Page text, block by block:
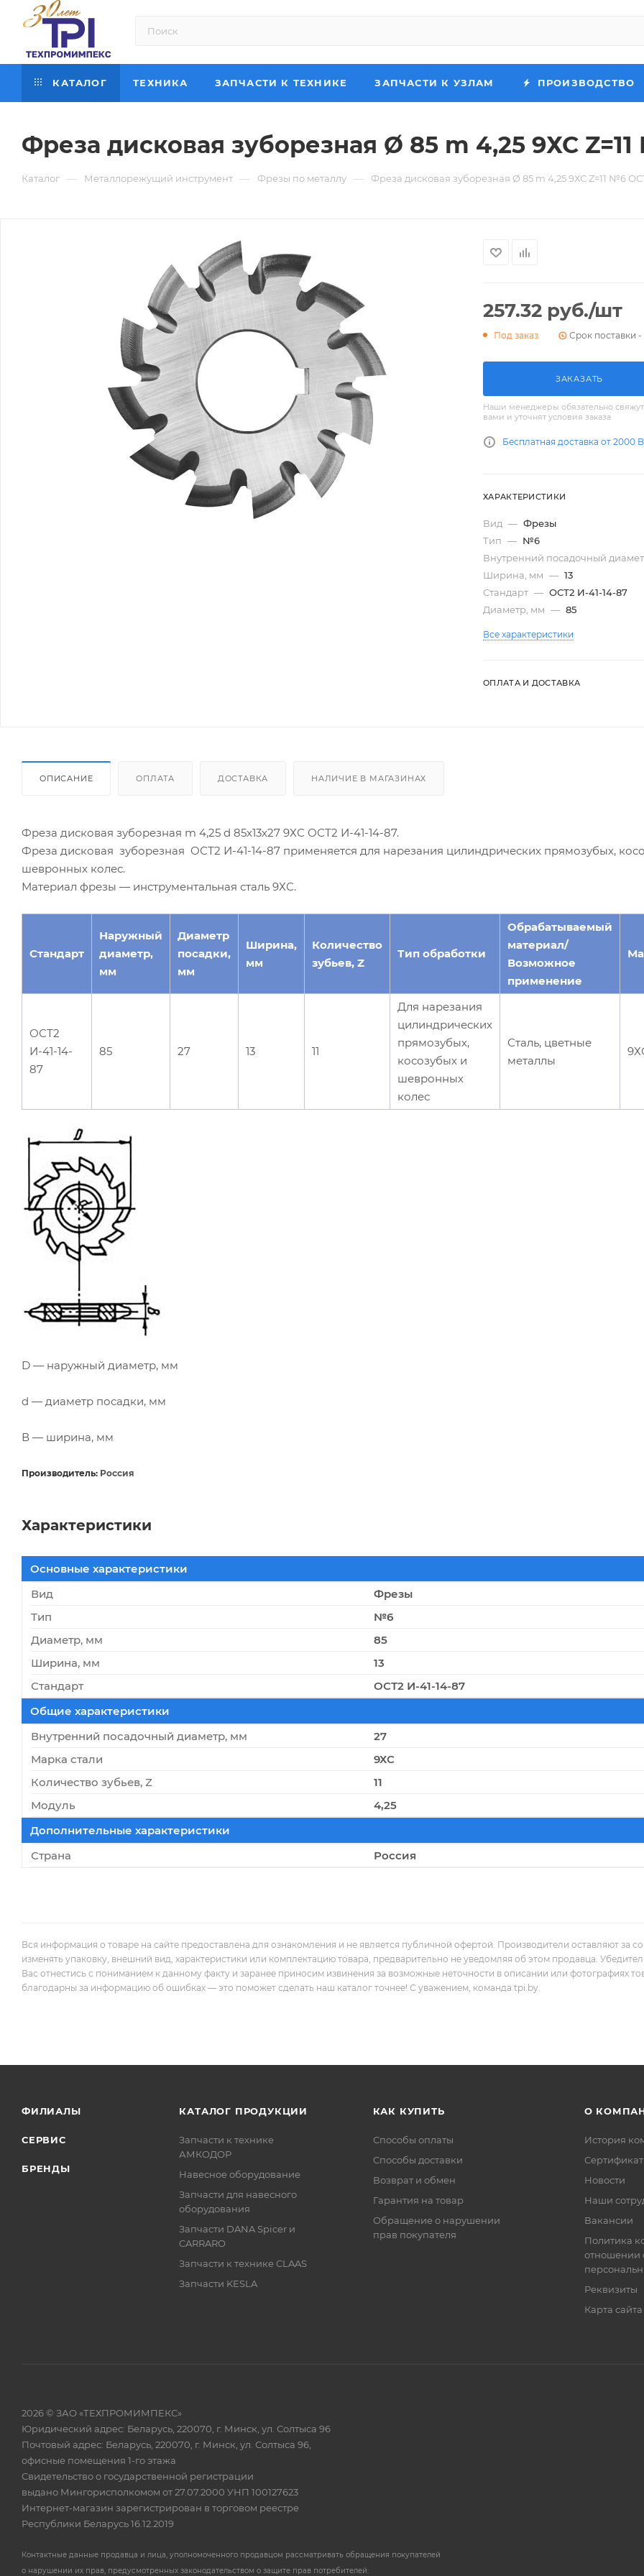
КАТАЛОГ ТЕХНИКА ЗАПЧАСТИ К ТЕХНИКЕ ЗАПЧАСТИ К УЗЛАМ ПРОИЗВОДСТВО
Фреза дисковая зуборезная Ø 85 m 4,25 9ХС
Каталог — Металлорежущий инструмент — Фрезы по металлу — Фреза дисковая зуборезная Ø 85 m 4,25 9ХС Z=11 №6
257.32 руб./шт
Под заказ Срок поставки -
ЗАКАЗАТЬ
Наши менеджеры обязательно
вами и уточнят условия заказа
Бесплатная доставка от 2000
ХАРАКТЕРИСТИКИ
Вид — Фрезы
Тип — №6
Внутренний посадочный
Ширина, мм — 13
Стандарт — ОСТ2 И-41-14-87
Диаметр, мм — 85
Все характеристики
ОПЛАТА И ДОСТАВКА
ОПИСАНИЕ ОПЛАТА ДОСТАВКА НАЛИЧИЕ В МАГАЗИНАХ
Фреза дисковая зуборезная m 4,25 d 85х13х27 9ХС ОСТ2 И-41-14-87.
Фреза дисковая зуборезная ОСТ2 И-41-14-87 применяется для нарезания цилиндрических прямозубых,
шевронных колес.
Материал фрезы — инструментальная сталь 9ХС.
Стандарт
Наружный
диаметр,
мм
Диаметр
посадки,
мм
Ширина,
мм
Количество
зубьев, Z
Тип обработки
Обрабатываемый
материал/
Возможное
применение
ОСТ2
И-41-14-
87
85 27 13 11
Для нарезания
цилиндрических
прямозубых,
косозубых и
шевронных
колес
Сталь, цветные
металлы
D — наружный диаметр, мм
d — диаметр посадки, мм
В — ширина, мм
Производитель: Россия
Характеристики
Основные характеристики
Вид
Фрезы
Тип
№6
Диаметр, мм
85
Ширина, мм
13
Стандарт
ОСТ2 И-41-14-87
Общие характеристики
Внутренний посадочный диаметр, мм
27
Марка стали
9ХС
Количество зубьев, Z
11
Модуль
4,25
Дополнительные характеристики
Страна
Россия
Вся информация о товаре на сайте предоставлена для ознакомления и не является публичной офертой. Производители оставляют за
изменять упаковку, внешний вид, характеристики или комплектацию товара, предварительно не уведомляя об этом продавца.
Вас отнестись с пониманием к данному факту и заранее приносим извинения за возможные неточности в описании или фотографиях
благодарны за информацию об ошибках — это поможет сделать наш каталог точнее! С уважением, команда tpi.by.
ФИЛИАЛЫ
СЕРВИС
БРЕНДЫ
КАТАЛОГ ПРОДУКЦИИ
Запчасти к технике
АМКОДОР
Навесное оборудование
Запчасти для навесного
оборудования
Запчасти DANA Spicer и
CARRARO
Запчасти к технике CLAAS
Запчасти KESLA
КАК КУПИТЬ
Способы оплаты
Способы доставки
Возврат и обмен
Гарантия на товар
Обращение о нарушении
прав покупателя
О
История
Новости
Наши
Вакансии
Политика
отношении
Реквизиты
Карта сайта
2026 © ЗАО «ТЕХПРОМИМПЕКС»
Юридический адрес: Беларусь, 220070, г. Минск, ул. Солтыса 96
Почтовый адрес: Беларусь, 220070, г. Минск, ул. Солтыса 96,
офисные помещения 1-го этажа
Свидетельство о государственной регистрации
выдано Мингорисполкомом от 27.07.2000 УНП 100127623
Интернет-магазин зарегистрирован в торговом реестре
Республики Беларусь 16.12.2019
Контактные данные продавца и лица, уполномоченного продавцом рассматривать обращения покупателей
о нарушении их прав, предусмотренных законодательством о защите прав потребителей: